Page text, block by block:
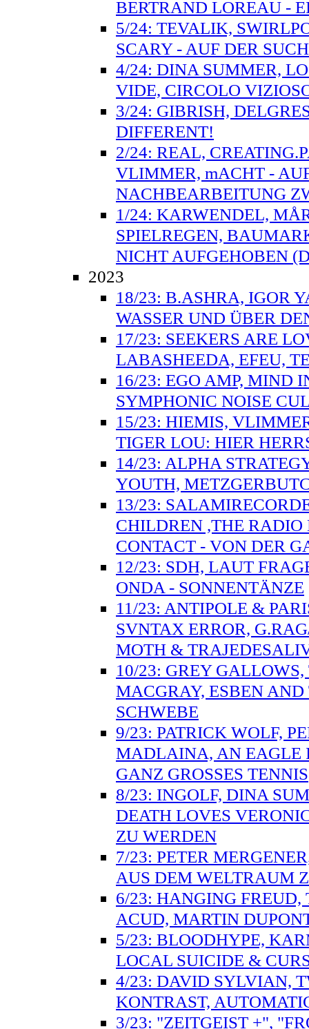
BERTRAND LOREAU -
5/24: TEVALIK,
SCARY - AUF DER
4/24: DINA SUMMER,
VIDE, CIRCOLO
3/24: GIBRISH,
DIFFERENT!
2/24: REAL,
VLIMMER, mACHT -
NACHBEARBEITUNG
1/24: KARWENDEL,
SPIELREGEN,
NICHT AUFGEHOBEN
2023
18/23: B.ASHRA, IGOR
WASSER UND ÜBER
17/23: SEEKERS ARE
LABASHEEDA, EFEU,
16/23: EGO AMP, MIND
SYMPHONIC NOISE
15/23: HIEMIS,
TIGER LOU: HIER
14/23: ALPHA
YOUTH,
13/23:
CHILDREN ,THE
CONTACT - VON DER
12/23: SDH, LAUT
ONDA - SONNENTÄNZE
11/23: ANTIPOLE &
SVNTAX ERROR,
MOTH &
10/23: GREY
MACGRAY, ESBEN
SCHWEBE
9/23: PATRICK WOLF,
MADLAINA, AN EAGLE
GANZ GROSSES TENNIS
8/23: INGOLF, DINA
DEATH LOVES
ZU WERDEN
7/23: PETER
AUS DEM WELTRAUM
6/23: HANGING FREUD,
ACUD, MARTIN
5/23: BLOODHYPE,
LOCAL SUICIDE &
4/23: DAVID SYLVIAN,
KONTRAST,
3/23: "ZEITGEIST +",